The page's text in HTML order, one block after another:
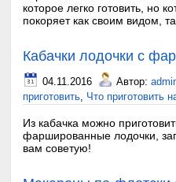
которое легко готовить, но
покоряет как своим видом,
Кабачки лодочки с
04.11.2016 Автор:
приготовить, Что приготовить
Из кабачка можно
фаршированные лодочки,
вам советую!